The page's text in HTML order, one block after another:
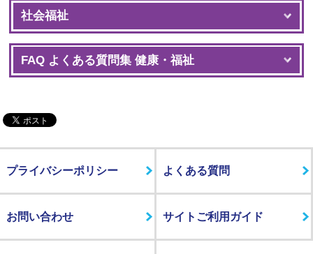
社会福祉
FAQ よくある質問集 健康・福祉
プライバシーポリシー よくある質問
お問い合わせ サイトご利用ガイド